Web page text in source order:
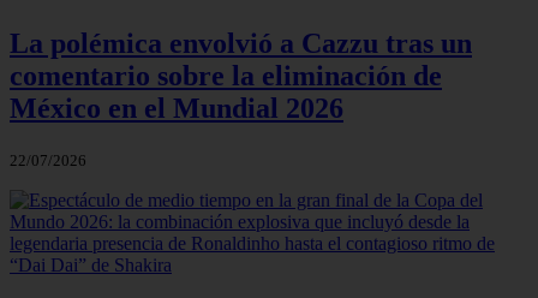
La polémica envolvió a Cazzu tras un
comentario sobre la eliminación de
México en el Mundial 2026
22/07/2026